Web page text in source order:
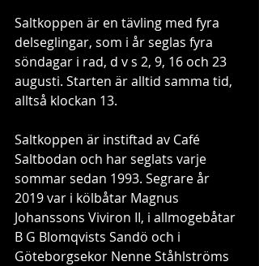
Saltkoppen är en tävling med fyra
delseglingar, som i år seglas fyra
söndagar i rad, d v s 2, 9, 16 och 23
augusti. Starten är alltid samma tid,
alltså klockan 13.
Saltkoppen är instiftad av Café
Saltbodan och har seglats varje
sommar sedan 1993. Segrare år
2019 var i kölbåtar Magnus
Johanssons Viviron II, i allmogebåtar
B G Blomqvists Sandö och i
Göteborgsekor Nenne Ståhlströms